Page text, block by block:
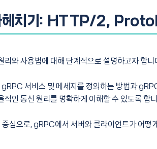
헤치기: HTTP/2,
와 사용법에 대해 단계적으로 설명하고자 합니
서비스 및 메세지를 정의하는 방법과
인 통신 원리를 명확하게 이해할 수 있도록 합
심으로, gRPC에서 서버와 클라이언트가 어떻